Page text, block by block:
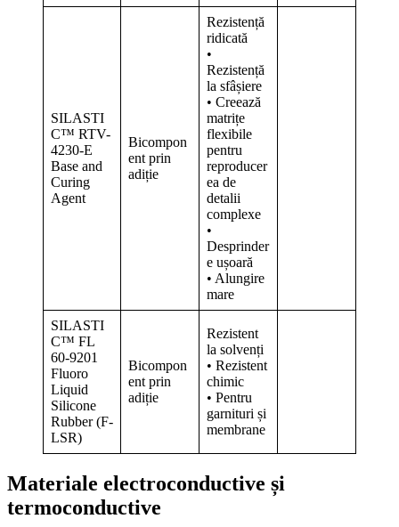
SILASTI
C™ RTV-
4230-E
Base and
Curing
Agent
Bicompon
ent prin
adiție
Rezistență
ridicată
•
Rezistență
la sfâșiere
• Creează
matrițe
flexibile
pentru
reproducer
ea de
detalii
complexe
•
Desprinder
e ușoară
• Alungire
mare
SILASTI
C™ FL
60-9201
Fluoro
Liquid
Silicone
Rubber (F-
LSR)
Bicompon
ent prin
adiție
Rezistent
la solvenți
• Rezistent
chimic
• Pentru
garnituri și
membrane
Materiale electroconductive și
termoconductive